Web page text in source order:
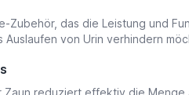
Zubehör, das die Leistung und
Auslaufen von Urin verhindern
Zaun reduziert effektiv die Menge